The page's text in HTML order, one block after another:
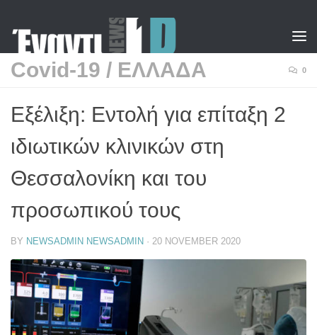
Covid-19 / ΕΛΛΑΔΑ 0
Εξέλιξη: Εντολή για επίταξη 2
ιδιωτικών κλινικών στη
Θεσσαλονίκη και του
προσωπικού τους
BY NEWSADMIN NEWSADMIN · 20 NOVEMBER 2020